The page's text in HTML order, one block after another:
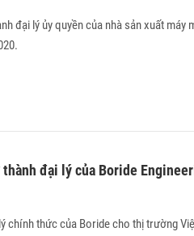
đại lý ủy quyền của nhà sản xuất máy
đại lý của Boride
chính thức của Boride cho thị trường